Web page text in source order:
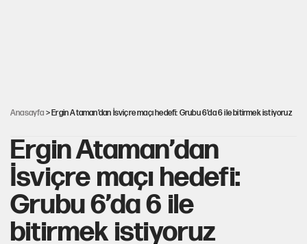
Anasayfa > Ergin Ataman’dan İsviçre maçı hedefi: Grubu 6’da 6 ile bitirmek istiyoruz
Ergin Ataman’dan
İsviçre maçı hedefi:
Grubu 6’da 6 ile
bitirmek istiyoruz